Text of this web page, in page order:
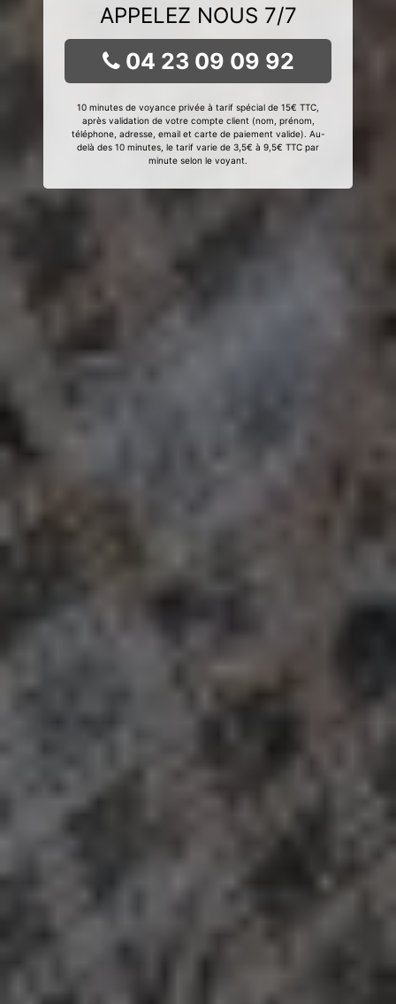
APPELEZ NOUS 7/7
04 23 09 09 92
10 minutes de voyance privée à tarif spécial de 15€ TTC,
après validation de votre compte client (nom, prénom,
téléphone, adresse, email et carte de paiement valide). Au-
delà des 10 minutes, le tarif varie de 3,5€ à 9,5€ TTC par
minute selon le voyant.